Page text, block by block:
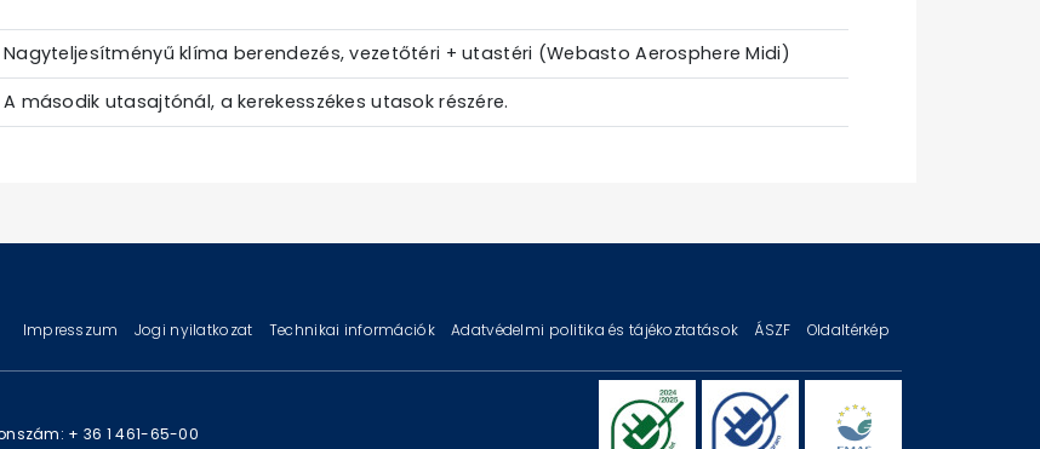
Nagyteljesítményű klíma berendezés, vezetőtéri + utastéri (Webasto Aerosphere Midi)
A második utasajtónál, a kerekesszékes utasok részére.
Impresszum Jogi nyilatkozat Technikai információk Adatvédelmi politika és tájékoztatások ÁSZF Oldaltérkép
+ 36 1 461-65-00